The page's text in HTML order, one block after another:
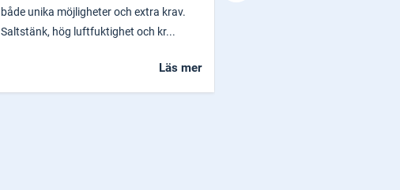
både unika möjligheter och extra krav.
Saltstänk, hög luftfuktighet och kr...
Läs mer